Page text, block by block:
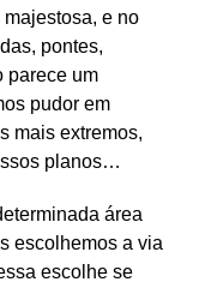
e no
pontes,
parece um
pudor em
mais extremos,
planos…
área
escolhemos a via
escolhe se